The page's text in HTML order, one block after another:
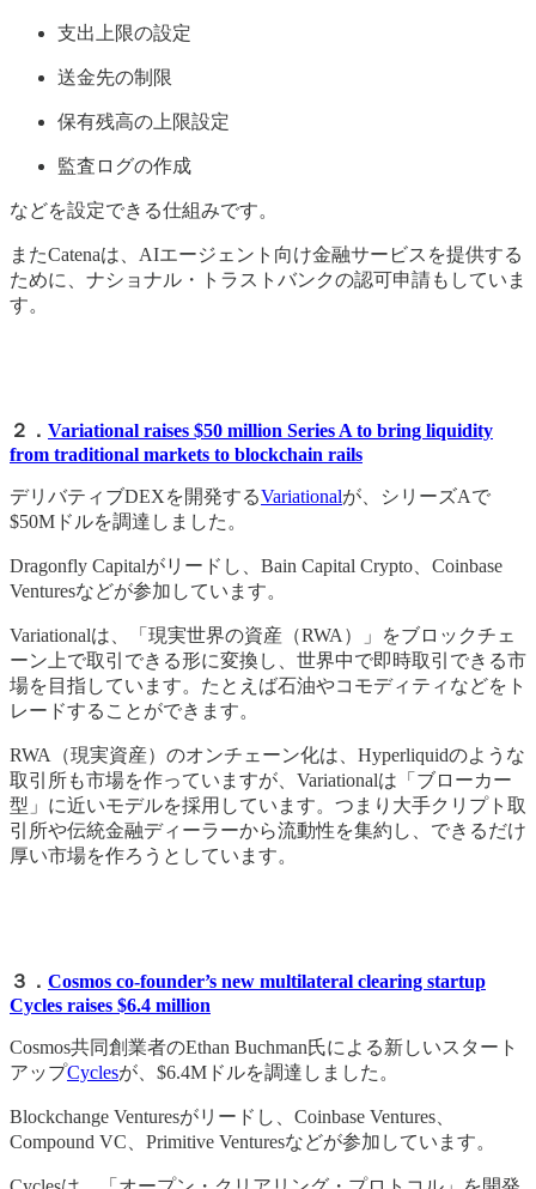
支出上限の設定
送金先の制限
保有残高の上限設定
監査ログの作成
などを設定できる仕組みです。
またCatenaは、AIエージェント向け金融サービスを提供する
ために、ナショナル・トラストバンクの認可申請もしていま
す。
２． Variational raises $50 million Series A to bring liquidity
from traditional markets to blockchain rails
デリバティブDEXを開発するVariationalが、シリーズAで
$50Mドルを調達しました。
Dragonfly Capitalがリードし、Bain Capital Crypto、Coinbase
Venturesなどが参加しています。
Variationalは、「現実世界の資産（RWA）」をブロックチェ
ーン上で取引できる形に変換し、世界中で即時取引できる市
場を目指しています。たとえば石油やコモディティなどをト
レードすることができます。
RWA（現実資産）のオンチェーン化は、Hyperliquidのような
取引所も市場を作っていますが、Variationalは「ブローカー
型」に近いモデルを採用しています。つまり大手クリプト取
引所や伝統金融ディーラーから流動性を集約し、できるだけ
厚い市場を作ろうとしています。
３． Cosmos co-founder’s new multilateral clearing startup
Cycles raises $6.4 million
Cosmos共同創業者のEthan Buchman氏による新しいスタート
アップCyclesが、$6.4Mドルを調達しました。
Blockchange Venturesがリードし、Coinbase Ventures、
Compound VC、Primitive Venturesなどが参加しています。